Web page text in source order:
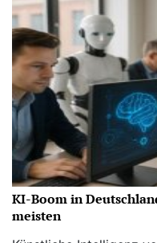
KI-Boom in
meisten